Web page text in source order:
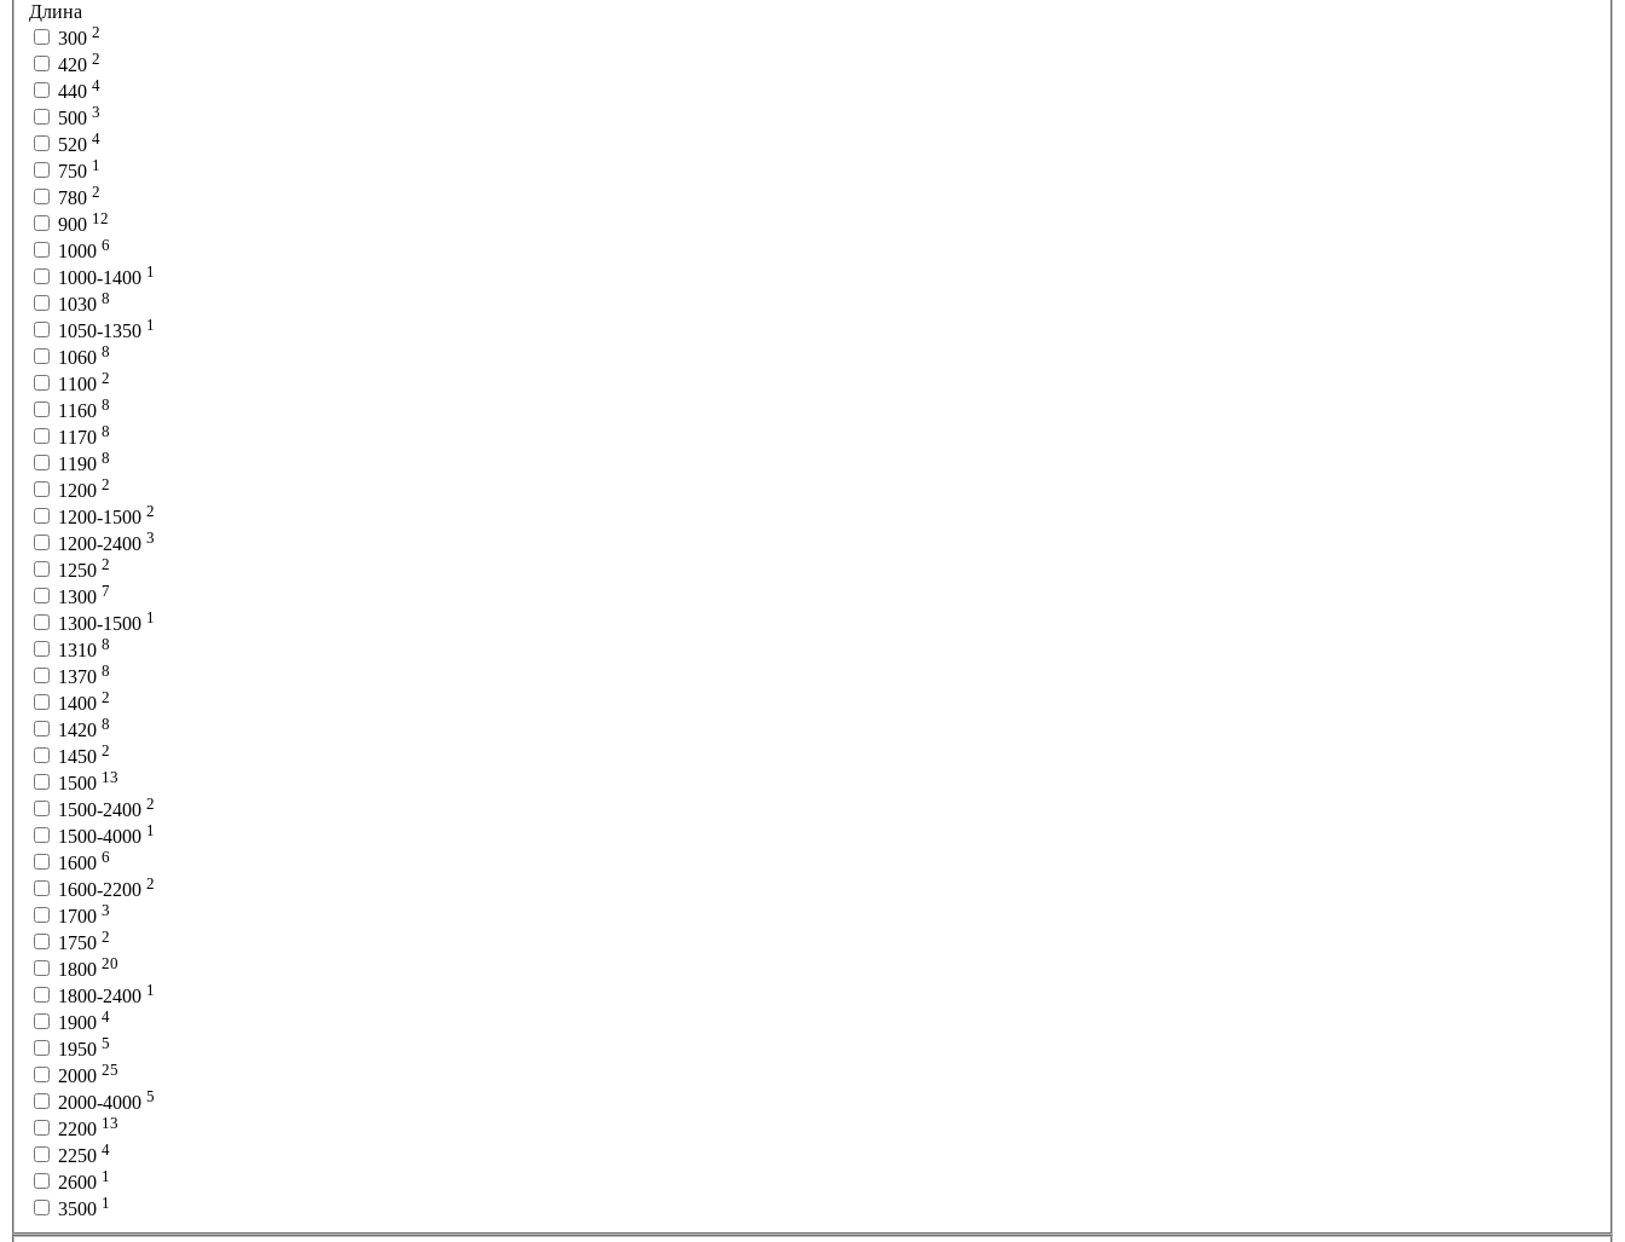
Длина
300 2
420 2
440 4
500 3
520 4
750 1
780 2
900 12
1000 6
1000-1400 1
1030 8
1050-1350 1
1060 8
1100 2
1160 8
1170 8
1190 8
1200 2
1200-1500 2
1200-2400 3
1250 2
1300 7
1300-1500 1
1310 8
1370 8
1400 2
1420 8
1450 2
1500 13
1500-2400 2
1500-4000 1
1600 6
1600-2200 2
1700 3
1750 2
1800 20
1800-2400 1
1900 4
1950 5
2000 25
2000-4000 5
2200 13
2250 4
2600 1
3500 1